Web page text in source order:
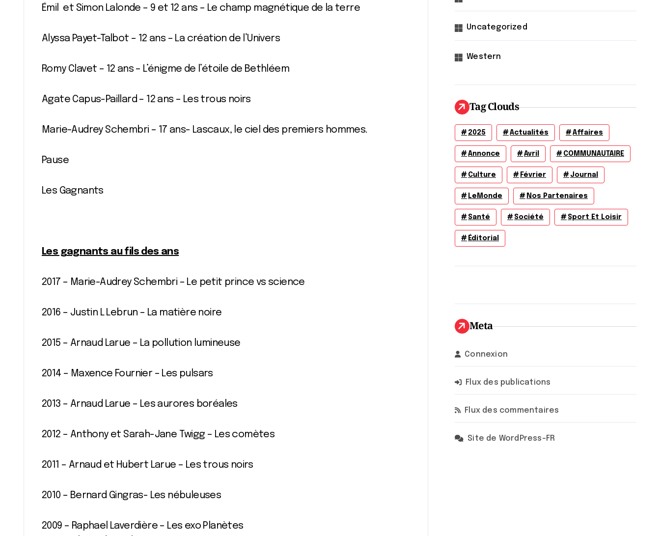
Émil et Simon Lalonde – 9 et 12 ans – Le champ magnétique de la terre
Alyssa Payet-Talbot – 12 ans – La création de l’Univers
Romy Clavet – 12 ans – L’énigme de l’étoile de Bethléem
Agate Capus-Paillard – 12 ans – Les trous noirs
Marie-Audrey Schembri – 17 ans- Lascaux, le ciel des premiers hommes.
Pause
Les Gagnants
Les gagnants au fils des ans
2017 – Marie-Audrey Schembri – Le petit prince vs science
2016 – Justin L Lebrun – La matière noire
2015 – Arnaud Larue – La pollution lumineuse
2014 – Maxence Fournier – Les pulsars
2013 – Arnaud Larue – Les aurores boréales
2012 – Anthony et Sarah-Jane Twigg – Les comètes
2011 – Arnaud et Hubert Larue – Les trous noirs
2010 – Bernard Gingras- Les nébuleuses
2009 – Raphael Laverdière – Les exo Planètes
Uncategorized
Western
Tag Clouds
2025 Actualités Affaires
Annonce Avril COMMUNAUTAIRE
Culture Février Journal
LeMonde Nos Partenaires
Santé Société Sport Et Loisir
Éditorial
Meta
Connexion
Flux des publications
Flux des commentaires
Site de WordPress-FR